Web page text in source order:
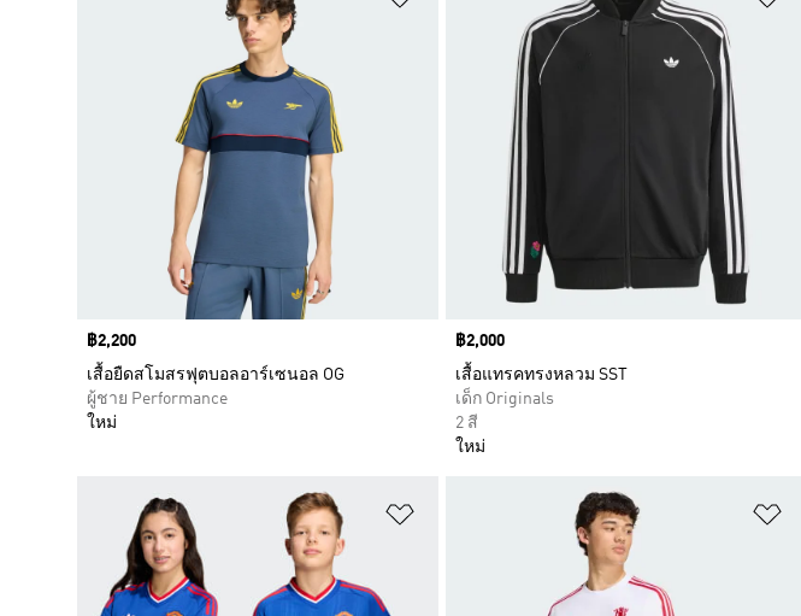
Price
฿2,200
เสื้อยืดสโมสรฟุตบอลอาร์เซนอล OG
ผู้ชาย Performance
ใหม่
Price
฿2,000
เสื้อแทรคทรงหลวม SST
เด็ก Originals
2 สี
ใหม่
เพิ่มไปยังรายการสินค้าโปรด